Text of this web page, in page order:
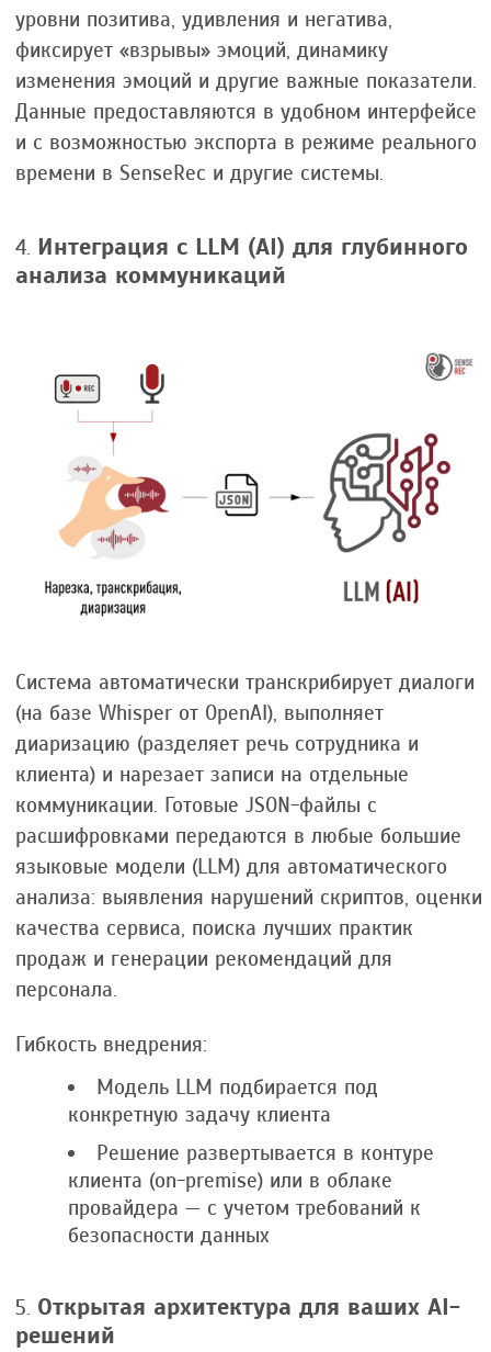
уровни позитива, удивления и негатива,
фиксирует «взрывы» эмоций, динамику
изменения эмоций и другие важные показатели.
Данные предоставляются в удобном интерфейсе
и с возможностью экспорта в режиме реального
времени в SenseRec и другие системы.
Интеграция с LLM (AI) для глубинного
анализа коммуникаций
Система автоматически транскрибирует диалоги
(на базе Whisper от OpenAI), выполняет
диаризацию (разделяет речь сотрудника и
клиента) и нарезает записи на отдельные
коммуникации. Готовые JSON-файлы с
расшифровками передаются в любые большие
языковые модели (LLM) для автоматического
анализа: выявления нарушений скриптов, оценки
качества сервиса, поиска лучших практик
продаж и генерации рекомендаций для
персонала.
Гибкость внедрения:
Модель LLM подбирается под
конкретную задачу клиента
Решение развертывается в контуре
клиента (on-premise) или в облаке
провайдера — с учетом требований к
безопасности данных
Открытая архитектура для ваших AI-
решений